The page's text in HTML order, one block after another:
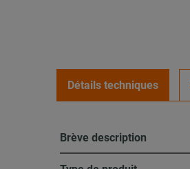
Détails techniques
Brève description